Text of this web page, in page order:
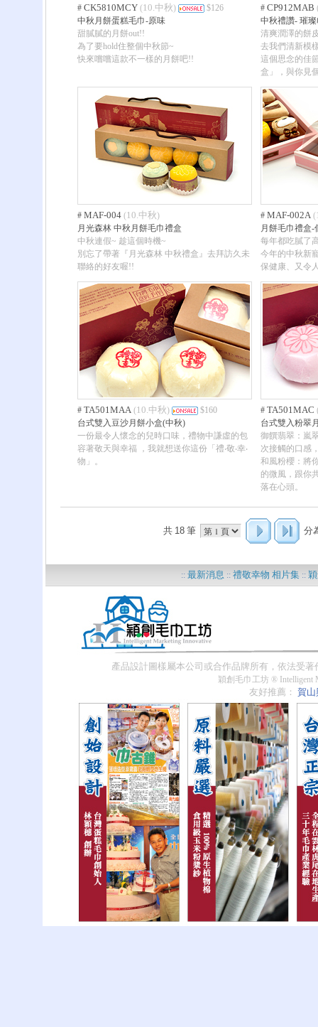
#CK5810MCY (10.中秋)
$126
中秋月餅蛋糕毛巾-原味
甜膩膩的月餅out!!
為了要hold住整個中秋節~
快來嚐嚐這款不一樣的月餅吧!!
#CP912MAB
中秋禮讚- 璀
清爽潤澤的餅
去我們清新模
這個思念的佳
盒」，與你見
#MAF-004 (10.中秋)
月光森林 中秋月餅毛巾禮盒
中秋連假~ 趁這個時機~
別忘了帶著『月光森林 中秋禮盒』去拜訪久未
聯絡的好友喔!!
#MAF-002A (
月餅毛巾禮盒-
每年都吃膩了
今年的中秋新
保健康、又令
#TA501MAA (10.中秋)
$160
台式雙入豆沙月餅小盒(中秋)
一份最令人懷念的兒時口味，禮物中謙虛的包
容著敬天與幸福 ，我就想送你這份「禮‧敬‧幸‧
物」。
#TA501MAC
台式雙入粉翠
御饌翡翠：嵐
次接觸的口感
和風粉櫻：將
的微風，跟你
落在心頭。
共 18 筆 分
:: 最新消息 :: 禮敬幸物 相片集::
產品設計圖樣屬本公司或合作品牌所有，依法受
穎創毛巾工坊 ® Intelligent
友好推薦： 賀山